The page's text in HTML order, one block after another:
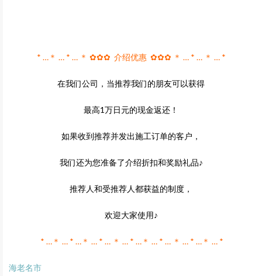
* …＊ … * … ＊ ✿✿✿ 介绍优惠 ✿✿✿ ＊ … * … ＊ … *
在我们公司，当推荐我们的朋友可以获得
最高1万日元的现金返还！
如果收到推荐并发出施工订单的客户，
我们还为您准备了介绍折扣和奖励礼品♪
推荐人和受推荐人都获益的制度，
欢迎大家使用♪
* …＊ … * …＊ … * … ＊ … * …＊ … * … ＊ … * …＊ … *
海老名市